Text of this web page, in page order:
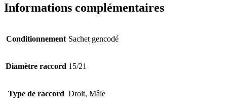
Informations complémentaires
Conditionnement Sachet gencodé
Diamètre raccord 15/21
Type de raccord Droit, Mâle